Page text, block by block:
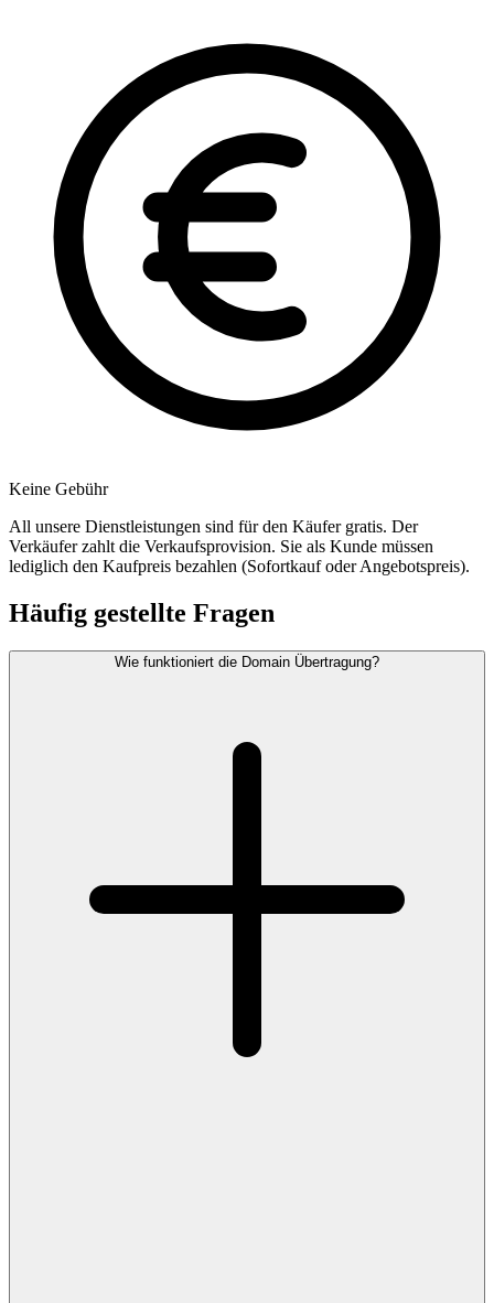
Keine Gebühr
All unsere Dienstleistungen sind für den Käufer gratis. Der
Verkäufer zahlt die Verkaufsprovision. Sie als Kunde müssen
lediglich den Kaufpreis bezahlen (Sofortkauf oder Angebotspreis).
Häufig gestellte Fragen
Wie funktioniert die Domain Übertragung?